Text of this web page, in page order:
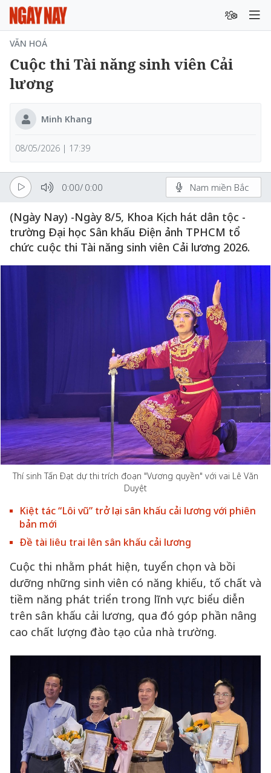
VĂN HOÁ
Cuộc thi Tài năng sinh viên Cải
lương
Minh Khang
08/05/2026 | 17:39
0:00/ 0:00 Nam miền Bắc
(Ngày Nay) -Ngày 8/5, Khoa Kịch hát dân tộc -
trường Đại học Sân khấu Điện ảnh TPHCM tổ
chức cuộc thi Tài năng sinh viên Cải lương 2026.
Thí sinh Tấn Đạt dự thi trích đoạn "Vương quyền" với vai Lê Văn
Duyệt
Kiệt tác “Lôi vũ” trở lại sân khấu cải lương với phiên
bản mới
Đề tài liêu trai lên sân khấu cải lương
Cuộc thi nhằm phát hiện, tuyển chọn và bồi
dưỡng những sinh viên có năng khiếu, tố chất và
tiềm năng phát triển trong lĩnh vực biểu diễn
trên sân khấu cải lương, qua đó góp phần nâng
cao chất lượng đào tạo của nhà trường.